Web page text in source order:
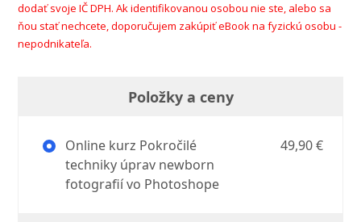
dodať svoje IČ DPH. Ak identifikovanou osobou nie ste, alebo sa
ňou stať nechcete, doporučujem zakúpiť eBook na fyzickú osobu -
nepodnikateľa.
Položky a ceny
Online kurz Pokročilé
techniky úprav newborn
fotografií vo Photoshope
49,90 €